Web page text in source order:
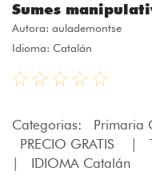
Sumes
Autora: aulademontse
Idioma: Catalán
Categorias: Primaria
PRECIO GRATIS
IDIOMA Catalán